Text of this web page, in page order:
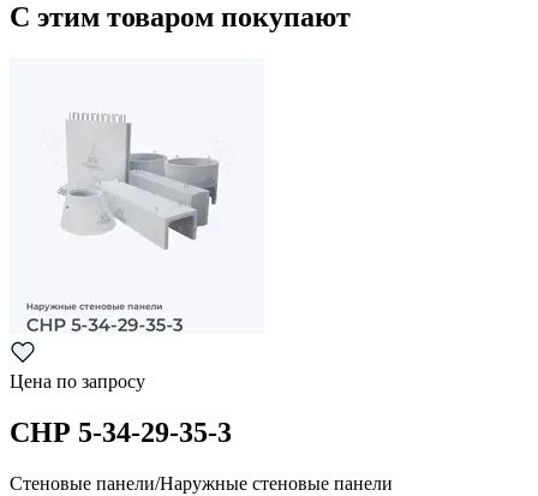
С этим товаром покупают
Цена по запросу
СНР 5-34-29-35-3
Стеновые панели/Наружные стеновые панели